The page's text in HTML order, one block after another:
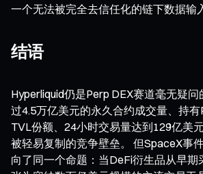
一个无法被完全去信任化的链下数据输
结语
Hyperliquid仍是Perp DEX赛道毫无疑
过4.5万亿美元的永久合约成交量、持
TVL份额、24小时交易量达到129亿
被轻易复制的竞争壁垒。 但SpaceX事
向了同一个命题：当DeFi衍生品从早期